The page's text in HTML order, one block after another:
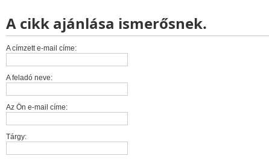
A cikk ajánlása ismerősnek.
A címzett e-mail címe:
A feladó neve:
Az Ön e-mail címe:
Tárgy: